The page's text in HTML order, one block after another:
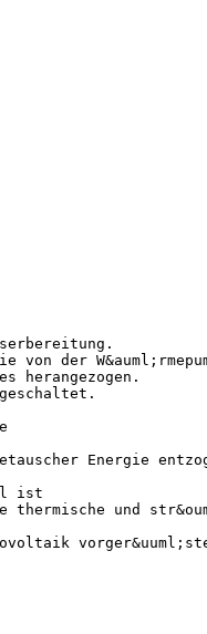
der
herangezogen.
Energie
ist
und